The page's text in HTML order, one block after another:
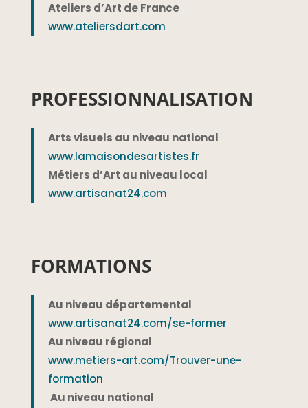
Ateliers d’Art de France
www.ateliersdart.com
PROFESSIONNALISATION
Arts visuels au niveau national
www.lamaisondesartistes.fr
Métiers d’Art au niveau local
www.artisanat24.com
FORMATIONS
Au niveau départemental
www.artisanat24.com/se-former
Au niveau régional
www.metiers-art.com/Trouver-une-
formation
Au niveau national